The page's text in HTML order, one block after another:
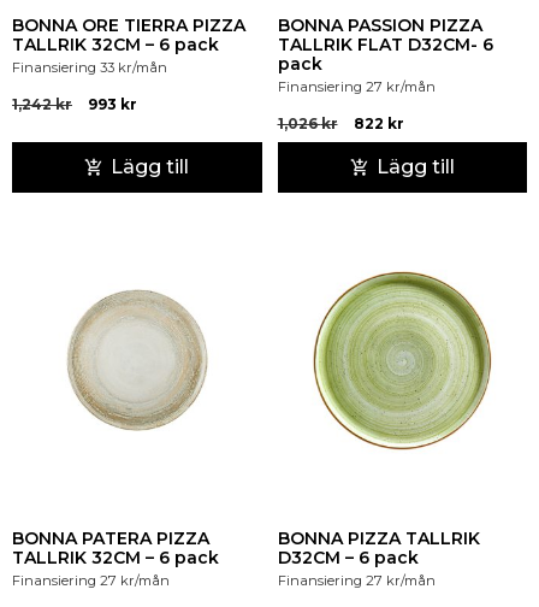
BONNA ORE TIERRA PIZZA
TALLRIK 32CM – 6 pack
Finansiering 33 kr/mån
1,242kr 993 kr
Lägg till
BONNA PASSION PIZZA
TALLRIK FLAT D32CM- 6
pack
Finansiering 27 kr/mån
1,026kr 822 kr
Lägg till
BONNA PATERA PIZZA
TALLRIK 32CM – 6 pack
Finansiering 27 kr/mån
BONNA PIZZA TALLRIK
D32CM – 6 pack
Finansiering 27 kr/mån